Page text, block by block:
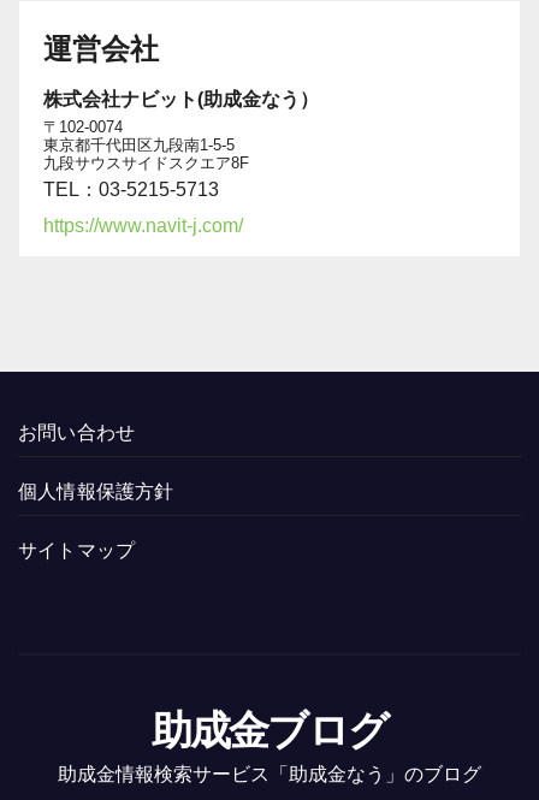
運営会社
株式会社ナビット(助成金なう）
〒102-0074
東京都千代田区九段南1-5-5
九段サウスサイドスクエア8F
TEL：03-5215-5713
https://www.navit-j.com/
お問い合わせ
個人情報保護方針
サイトマップ
助成金ブログ
助成金情報検索サービス「助成金なう」のブログ